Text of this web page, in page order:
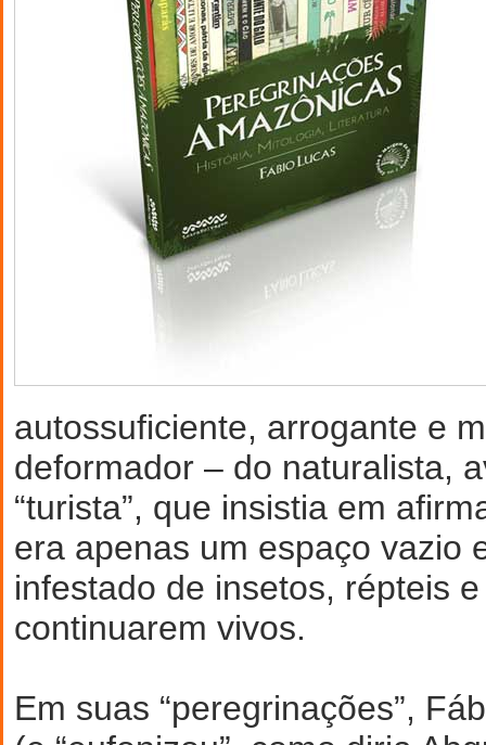
autossuficiente, arrogante e
deformador – do naturalista,
“turista”, que insistia em
era apenas um espaço vazio
infestado de insetos, répteis
continuarem vivos.
Em suas “peregrinações”,